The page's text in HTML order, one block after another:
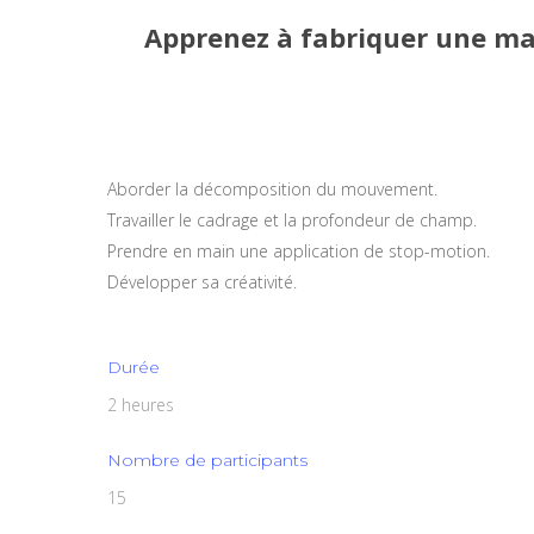
Apprenez à fabriquer une
Aborder la décomposition du mouvement.
Travailler le cadrage et la profondeur de champ.
Prendre en main une application de stop-motion.
Développer sa créativité.
Durée
2 heures
Nombre de participants
15